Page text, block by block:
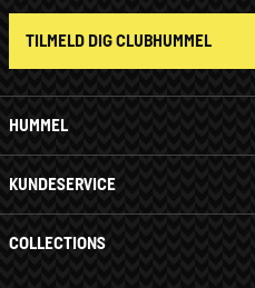
HUMMEL
KUNDESERVICE
COLLECTIONS
TILMELD DIG CLUBHUMMEL